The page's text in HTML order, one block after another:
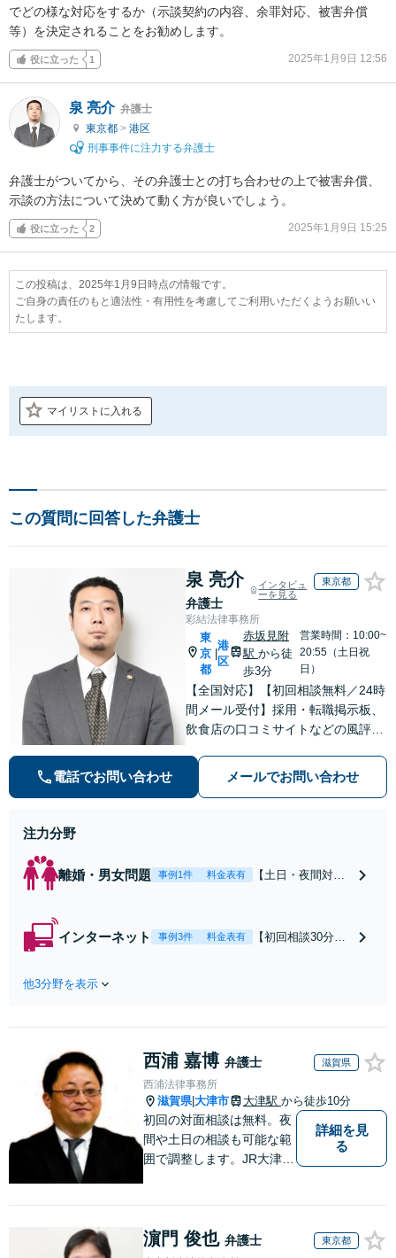
でどの様な対応をするか（示談契約の内容、余罪対応、被害弁償
等）を決定されることをお勧めします。
役に立った 1 2025年1月9日 12:56
泉 亮介 弁護士
東京都 > 港区
刑事事件に注力する弁護士
弁護士がついてから、その弁護士との打ち合わせの上で被害弁償、
示談の方法について決めて動く方が良いでしょう。
役に立った 2 2025年1月9日 15:25
この投稿は、2025年1月9日時点の情報です。
ご自身の責任のもと適法性・有用性を考慮してご利用いただくようお願いい
たします。
マイリストに入れる
この質問に回答した弁護士
泉 亮介
弁護士
インタビュ
ーを見る
東京都
彩結法律事務所
東
京
都
港
区
赤坂見附
駅 から徒
歩3分
営業時間：10:00~
20:55（土日祝
日）
【全国対応】【初回相談無料／24時
間メール受付】採用・転職掲示板、
飲食店の口コミサイトなどの風評被
の種類を問わず相談可。可能な限り
早期対応で駆けつけサポート【労
電話でお問い合わせ メールでお問い合わせ
注力分野
離婚・男女問題 事例1件 料金表有
【土日・夜間対応
れたら、サインす
負担を軽減「弁護
士の交渉で慰謝料
交渉も対応可」
【完全個室対応】
インターネット 事例3件 料金表有
【初回相談30分無
報開示請求をおこ
お店の風評被害対
防止のために尽
力」加害者側の対
応可：開示請求の
意見照会が来たと
きの対処法、被害
他3分野を表示
西浦 嘉博 弁護士 滋賀県
西浦法律事務所
滋賀県|大津市 大津駅 から徒歩10分
初回の対面相談は無料。夜
間や土日の相談も可能な範
囲で調整します。JR大津駅
す。 【滋賀県２位 弁護士
詳細を見
る
濵門 俊也 弁護士 東京都